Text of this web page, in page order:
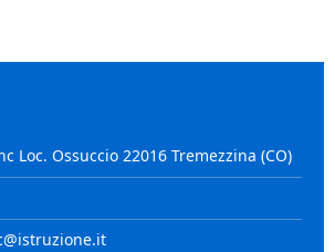
Loc. Ossuccio 22016 Tremezzina (CO)